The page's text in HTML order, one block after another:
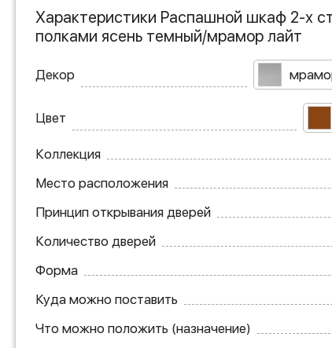
Характеристики Распашной шкаф 2-х
полками ясень темный/мрамор лайт
Декор
Цвет
Коллекция
Место расположения
Принцип открывания дверей
Количество дверей
Форма
Куда можно поставить
Что можно положить (назначение)